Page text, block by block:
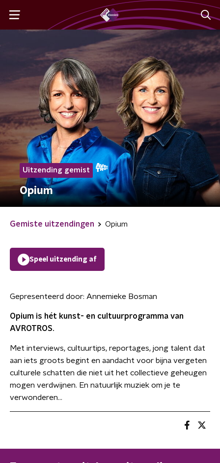
Uitzending gemist
Opium
Gemiste uitzendingen Opium
Speel uitzending af
Gepresenteerd door: Annemieke Bosman
Opium is hét kunst- en cultuurprogramma van
AVROTROS.
Met interviews, cultuurtips, reportages, jong talent dat
aan iets groots begint en aandacht voor bijna vergeten
culturele schatten die niet uit het collectieve geheugen
mogen verdwijnen. En natuurlijk muziek om je te
verwonderen...